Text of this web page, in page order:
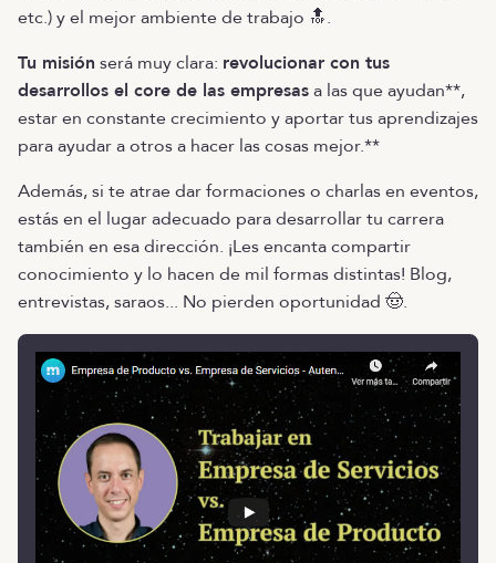
etc.) y el mejor ambiente de trabajo 🔝.
Tu misión será muy clara: revolucionar con tus
desarrollos el core de las empresasa las que ayudan**,
estar en constante crecimiento y aportar tus aprendizajes
para ayudar a otros a hacer las cosas mejor.**
Además, si te atrae dar formaciones o charlas en eventos,
estás en el lugar adecuado para desarrollar tu carrera
también en esa dirección. ¡Les encanta compartir
conocimiento y lo hacen de mil formas distintas! Blog,
entrevistas, saraos... No pierden oportunidad 🤠.